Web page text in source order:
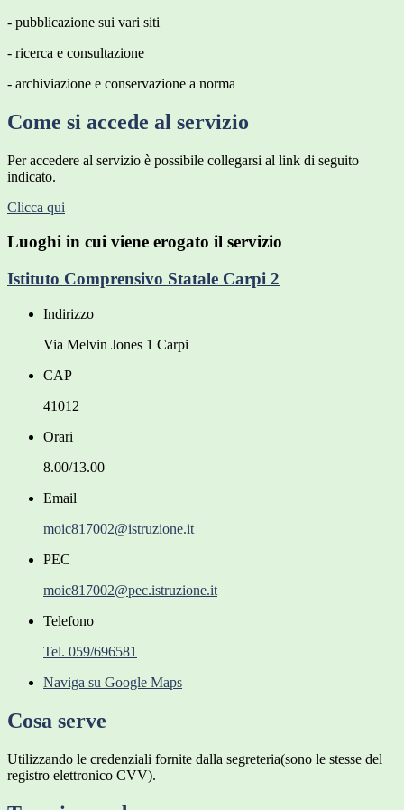
- pubblicazione sui vari siti
- ricerca e consultazione
- archiviazione e conservazione a norma
Come si accede al servizio
Per accedere al servizio è possibile collegarsi al link di seguito
indicato.
Clicca qui
Luoghi in cui viene erogato il servizio
Istituto Comprensivo Statale Carpi 2
Indirizzo
Via Melvin Jones 1 Carpi
CAP
41012
Orari
8.00/13.00
Email
moic817002@istruzione.it
PEC
moic817002@pec.istruzione.it
Telefono
Tel. 059/696581
Naviga su Google Maps
Cosa serve
Utilizzando le credenziali fornite dalla segreteria(sono le stesse del
registro elettronico CVV).